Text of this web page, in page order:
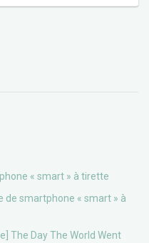
« smart » à tirette
de smartphone « smart » à
The Day The World Went